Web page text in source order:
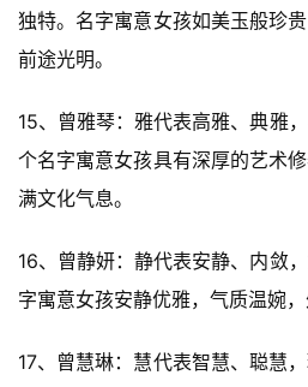
独特。名字寓意女孩如美玉般珍
前途光明。
15、曾雅琴：雅代表高雅、典雅
个名字寓意女孩具有深厚的艺术
满文化气息。
16、曾静妍：静代表安静、内敛
字寓意女孩安静优雅，气质温婉，
17、曾慧琳：慧代表智慧、聪慧